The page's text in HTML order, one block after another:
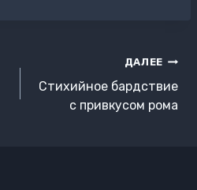
ДАЛЕЕ
Стихийное бардствие
с привкусом рома